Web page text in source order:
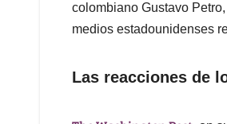
colombiano Gustavo
medios estadounidenses
Las reacciones de